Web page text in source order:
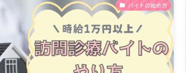
バイトの始め方